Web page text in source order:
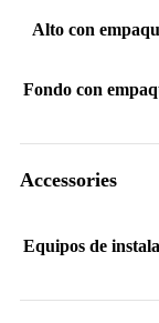
Alto con
Fondo con
Accessories
Equipos de